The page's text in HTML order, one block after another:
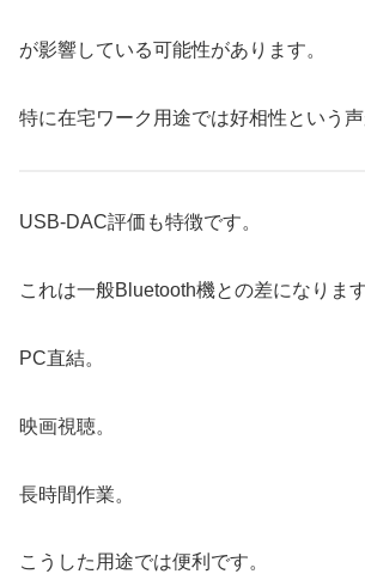
が影響している可能性があります。
特に在宅ワーク用途では好相性という声
USB-DAC評価も特徴です。
これは一般Bluetooth機との差になります
PC直結。
映画視聴。
長時間作業。
こうした用途では便利です。